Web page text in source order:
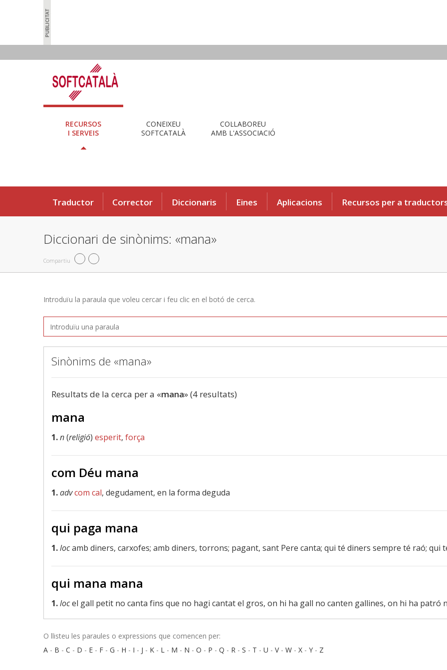
RECURSOS
I SERVEIS
CONEIXEU
SOFTCATALÀ
COL·LABOREU
AMB L'ASSOCIACIÓ
Traductor Corrector Diccionaris Eines Aplicacions Recursos per a
Diccionari de sinònims: «mana»
Compartiu
Introduïu la paraula que voleu cercar i feu clic en el botó de cerca.
Sinònims de «mana»
Resultats de la cerca per a «mana» (4 resultats)
mana
1.n(religió) esperit, força
com Déu mana
1.advcom cal, degudament, en la forma deguda
qui paga mana
1.locamb diners, carxofes; amb diners, torrons; pagant, sant Pere canta; qui té diners sempre té raó; qui
qui mana mana
1.locel gall petit no canta fins que no hagi cantat el gros, on hi ha gall no canten gallines, on hi ha patró
O llisteu les paraules o expressions que comencen per:
A - B - C - D - E - F - G - H - I - J - K - L - M - N - O - P - Q - R - S - T - U - V- W - X - Y - Z